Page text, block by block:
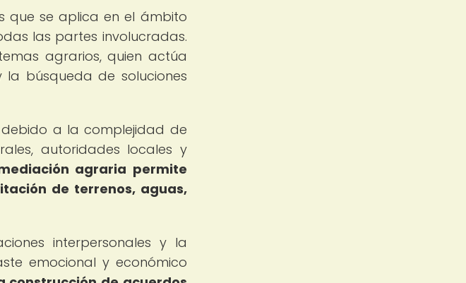
que se aplica en el ámbito
las partes involucradas.
agrarios, quien actúa
búsqueda de soluciones
a la complejidad de
autoridades locales y
agraria permite
de terrenos, aguas,
interpersonales y la
emocional y económico